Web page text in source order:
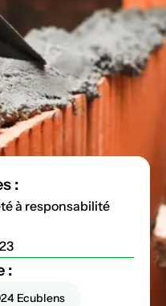
:
à responsabilité
:
Ecublens